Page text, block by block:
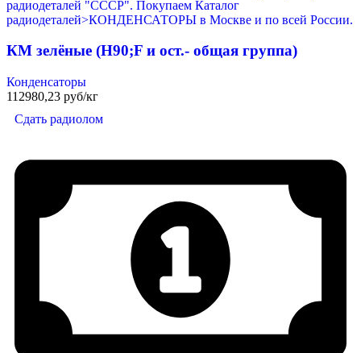
КМ зелёные (H90;F и ост.- общая группа)
Конденсаторы
112980,23 руб/кг
Сдать радиолом